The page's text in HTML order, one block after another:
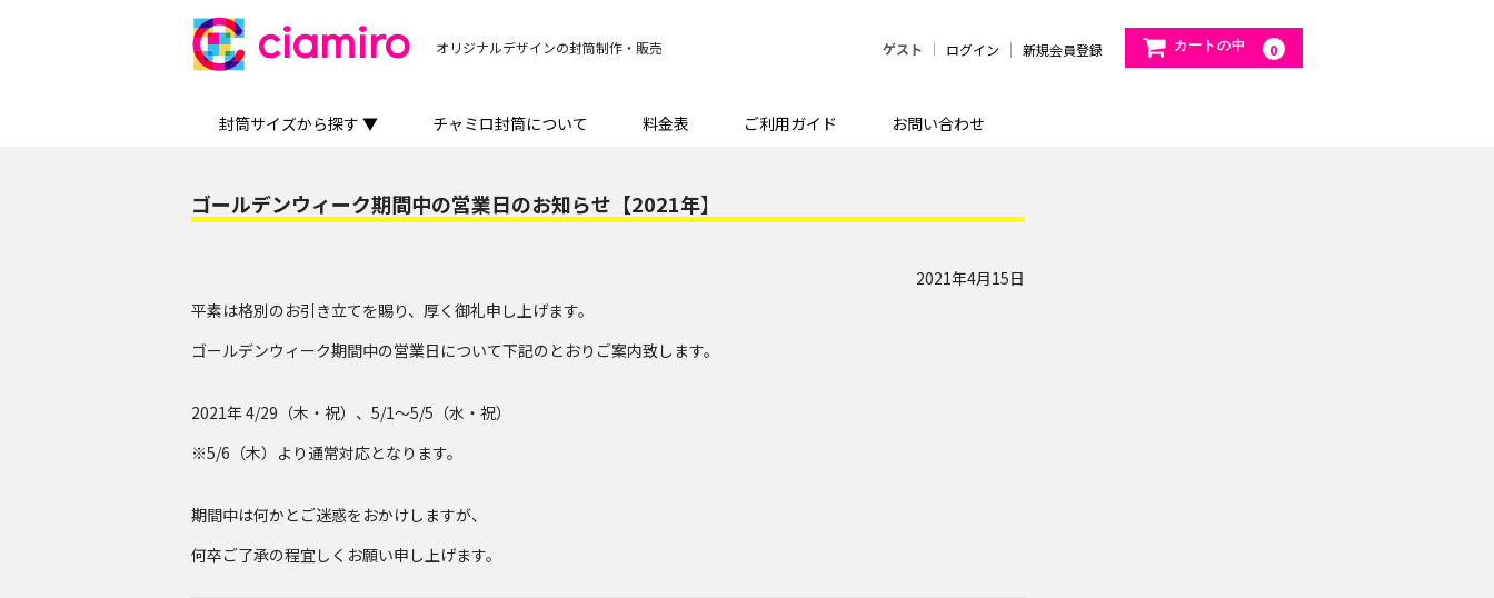
ciamiro オリジナルデザインの封筒制作・販売 カートの中 0
ゲスト ログイン 新規会員登録
封筒サイズから探す ▼ チャミロ封筒について 料金表 ご利用ガイド お問い合わせ
ゴールデンウィーク期間中の営業日のお知らせ【2021年】
2021年4月15日
平素は格別のお引き立てを賜り、厚く御礼申し上げます。
ゴールデンウィーク期間中の営業日について下記のとおりご案内致します。
2021年 4/29（木・祝）、5/1〜5/5（水・祝）
※5/6（木）より通常対応となります。
期間中は何かとご迷惑をおかけしますが、
何卒ご了承の程宜しくお願い申し上げます。